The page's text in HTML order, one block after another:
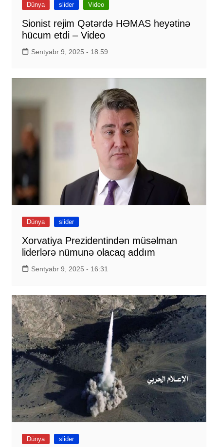
Dünya slider Video
Sionist rejim Qətərdə HƏMAS heyətinə
hücum etdi – Video
Sentyabr 9, 2025 - 18:59
Dünya slider
Xorvatiya Prezidentindən müsəlman
liderlərə nümunə olacaq addım
Sentyabr 9, 2025 - 16:31
Dünya slider